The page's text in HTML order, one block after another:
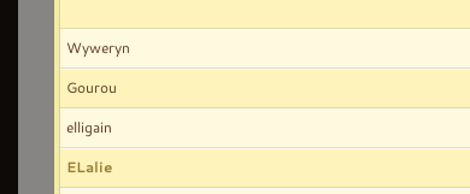
Wyweryn
Gourou
elligain
ELalie